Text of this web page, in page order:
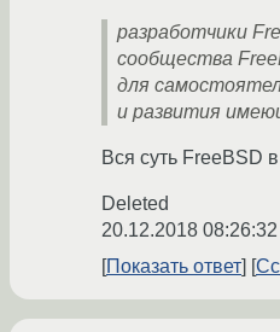
разработчики
сообщества
для
и развития
Вся суть FreeBSD
Deleted
20.12.2018
Показать ответ